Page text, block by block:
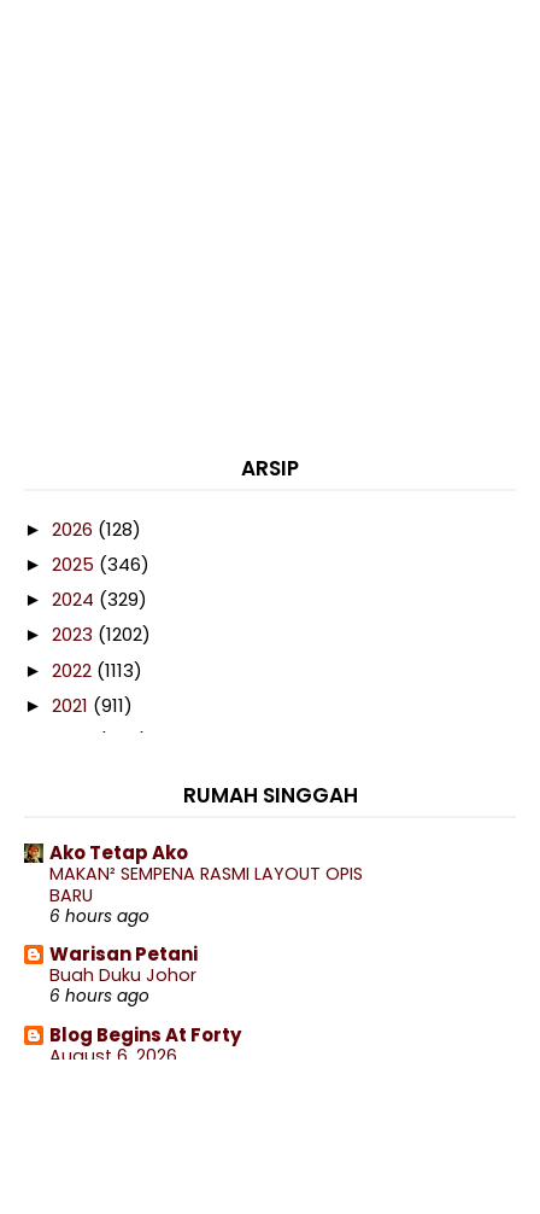
ARSIP
► 2026 (128)
► 2025 (346)
► 2024 (329)
► 2023 (1202)
► 2022 (1113)
► 2021 (911)
(460)
► 2017(359)
▼2016(538)
►December
►November(39)
►October(26)
►August(13)
RUMAH SINGGAH
Ako Tetap Ako
MAKAN² SEMPENA RASMI LAYOUT OPIS
BARU
6 hours ago
Warisan Petani
Buah Duku Johor
6 hours ago
Blog Begins At Forty
August 6, 2026